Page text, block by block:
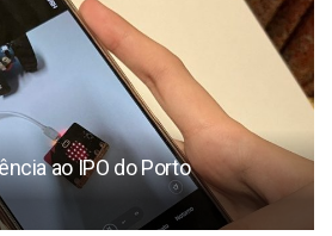
ao IPO do Porto